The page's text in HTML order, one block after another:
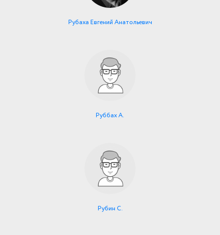
Рубаха Евгений Анатольевич
Руббах А.
Рубин С.